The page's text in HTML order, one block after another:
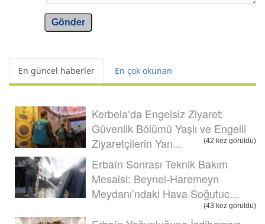
Gönder
En güncel haberler En çok okunan
Kerbela’da Engelsiz Ziyaret:
Güvenlik Bölümü Yaşlı ve Engelli
Ziyaretçilerin Yan...
(42 kez görüldü)
Erbaîn Sonrası Teknik Bakım
Mesaisi: Beynel-Haremeyn
Meydanı’ndaki Hava Soğutuc...
(43 kez görüldü)